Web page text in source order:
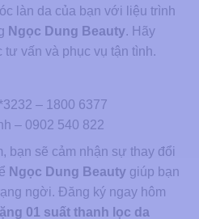
làn da của bạn với liệu trình
Ngọc Dung Beauty. Hãy
vấn và phục vụ tận tình.
*3232 – 1800 6377
– 0902 540 822
bạn sẽ cảm nhận sự thay đổi
Ngọc Dung Beauty giúp bạn
ngời. Đăng ký ngay hôm
01 suất thanh lọc da